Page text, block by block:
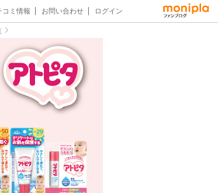
コミ情報 お問い合わせ ログイン